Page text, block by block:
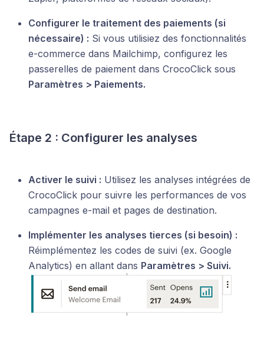
Configurer le traitement des paiements (si
nécessaire) : Si vous utilisiez des fonctionnalités
e-commerce dans Mailchimp, configurez les
passerelles de paiement dans CrocoClick sous
Paramètres > Paiements.
Étape 2 : Configurer les analyses
Activer le suivi : Utilisez les analyses intégrées de
CrocoClick pour suivre les performances de vos
campagnes e-mail et pages de destination.
Implémenter les analyses tierces (si besoin) :
Réimplémentez les codes de suivi (ex. Google
Analytics) en allant dans Paramètres > Suivi.